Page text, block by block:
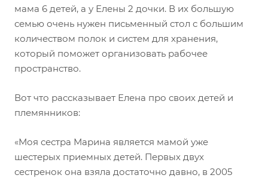
мама 6 детей, а у Елены 2 дочки. В их большую
семью очень нужен письменный стол с большим
количеством полок и систем для хранения,
который поможет организовать рабочее
пространство.
Вот что рассказывает Елена про своих детей и
племянников:
«Моя сестра Марина является мамой уже
шестерых приемных детей. Первых двух
сестренок она взяла достаточно давно, в 2005